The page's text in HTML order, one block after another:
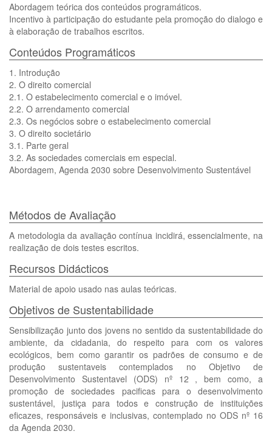
Abordagem teórica dos conteúdos programáticos.
Incentivo à participação do estudante pela promoção do dialogo e
à elaboração de trabalhos escritos.
Conteúdos Programáticos
1. Introdução
2. O direito comercial
2.1. O estabelecimento comercial e o imóvel.
2.2. O arrendamento comercial
2.3. Os negócios sobre o estabelecimento comercial
3. O direito societário
3.1. Parte geral
3.2. As sociedades comerciais em especial.
Abordagem, Agenda 2030 sobre Desenvolvimento Sustentável
Métodos de Avaliação
A metodologia da avaliação contínua incidirá, essencialmente, na
realização de dois testes escritos.
Recursos Didácticos
Material de apoio usado nas aulas teóricas.
Objetivos de Sustentabilidade
Sensibilização junto dos jovens no sentido da sustentabilidade do
ambiente, da cidadania, do respeito para com os valores
ecológicos, bem como garantir os padrões de consumo e de
produção sustentaveis contemplados no Objetivo de
Desenvolvimento Sustentavel (ODS) nº 12 , bem como, a
promoção de sociedades pacificas para o desenvolvimento
sustentável, justiça para todos e construção de instituições
eficazes, responsáveis e inclusivas, contemplado no ODS nº 16
da Agenda 2030.